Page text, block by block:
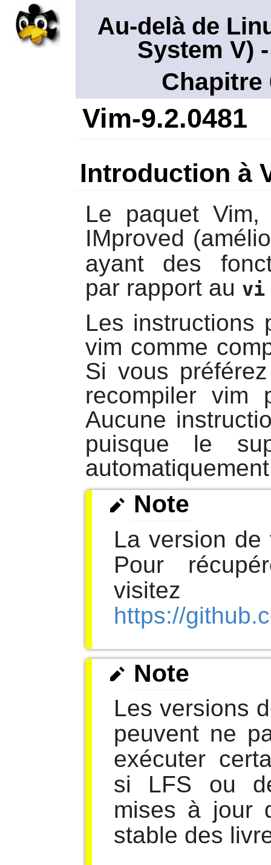
Au-delà de
System V)
Chapitre
Vim-9.2.0481
Introduction à
Le paquet Vim,
IMproved
ayant des
par rapport au vi
Les instructions
vim comme
Si vous
recompiler vim
Aucune
puisque le
Note
La version
Pour
visitez
https://
Note
Les versions
peuvent ne
exécuter
si LFS ou
mises à jour
stable des